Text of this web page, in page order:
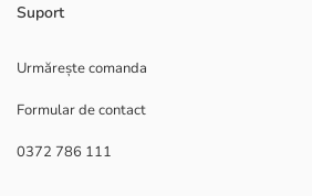
Suport
Urmărește comanda
Formular de contact
0372 786 111